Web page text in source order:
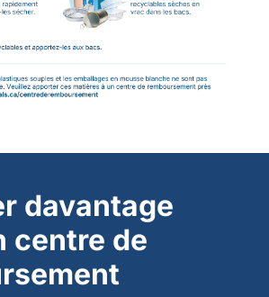
davantage
centre de